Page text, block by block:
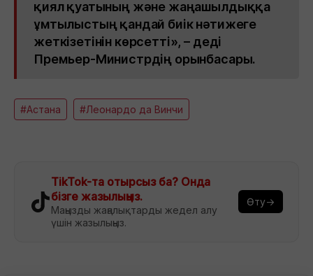
қиял қуатының және жаңашылдыққа
ұмтылыстың қандай биік нәтижеге
жеткізетінін көрсетті», – деді
Премьер-Министрдің орынбасары.
#Астана #Леонардо да Винчи
TikTok-та отырсыз ба? Онда
бізге жазылыңыз.
Маңызды жаңалықтарды жедел алу
үшін жазылыңыз.
Өту→